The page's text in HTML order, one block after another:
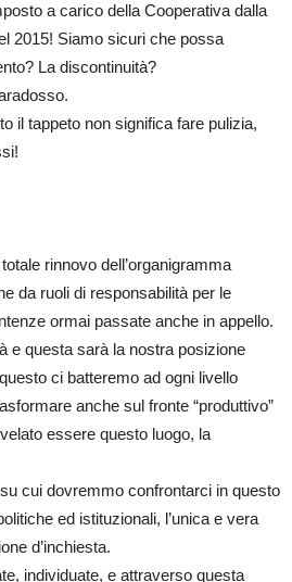
a carico della Cooperativa dalla
2015! Siamo sicuri che possa
La discontinuità?
il tappeto non significa fare pulizia,
rinnovo dell’organigramma
da ruoli di responsabilità per le
ormai passate anche in appello.
e questa sarà la nostra posizione
ci batteremo ad ogni livello
anche sul fronte “produttivo”
essere questo luogo, la
cui dovremmo confrontarci in questo
ed istituzionali, l’unica e vera
d’inchiesta.
individuate, e attraverso questa